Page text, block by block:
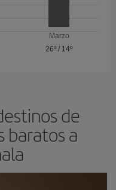
Marzo
26º / 14º
de
baratos a